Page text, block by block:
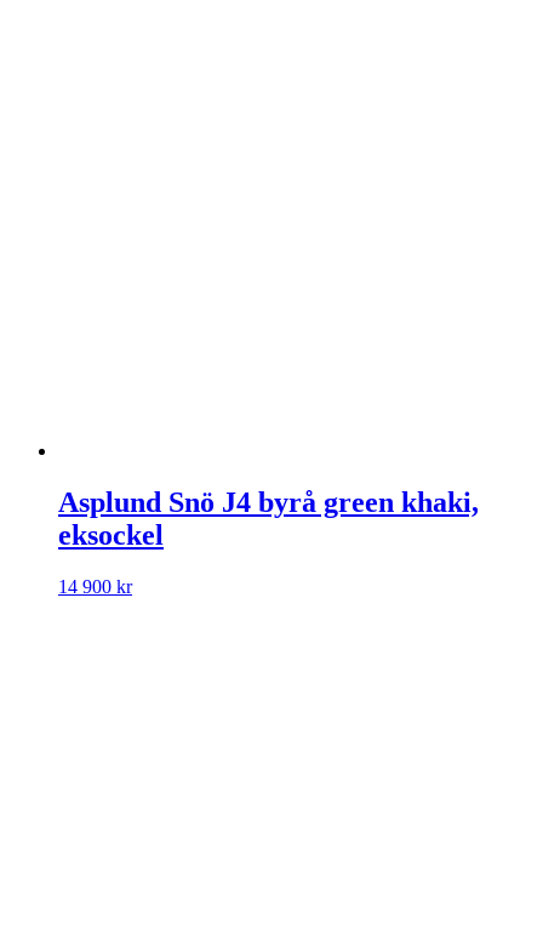
Asplund Snö J4 byrå green khaki,
eksockel
14 900 kr